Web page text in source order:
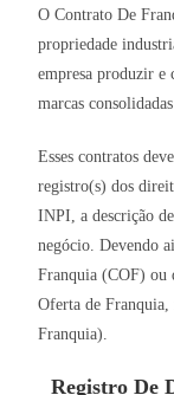
O Contrato De
propriedade
empresa produzir
marcas
Esses contratos
registro(s) dos
INPI, a descrição
negócio. Devendo
Franquia (COF) ou
Oferta de
Franquia).
Registro De